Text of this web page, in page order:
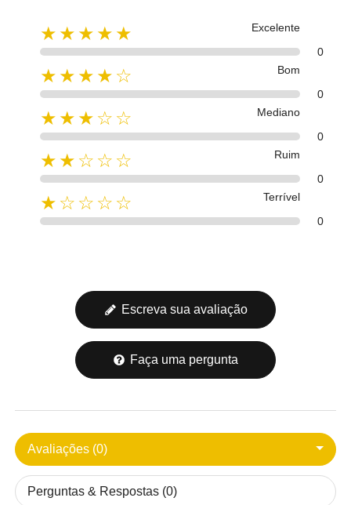
★★★★★
Excelente
0
★★★★☆
Bom
0
★★★☆☆
Mediano
0
★★☆☆☆
Ruim
0
★☆☆☆☆
Terrível
0
Escreva sua avaliação
Faça uma pergunta
Avaliações (0)
Perguntas & Respostas (0)